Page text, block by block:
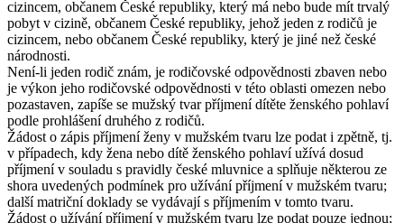
cizincem, občanem České republiky, který má nebo bude mít trvalý
pobyt v cizině, občanem České republiky, jehož jeden z rodičů je
cizincem, nebo občanem České republiky, který je jiné než české
národnosti.
Není-li jeden rodič znám, je rodičovské odpovědnosti zbaven nebo
je výkon jeho rodičovské odpovědnosti v této oblasti omezen nebo
pozastaven, zapíše se mužský tvar příjmení dítěte ženského pohlaví
podle prohlášení druhého z rodičů.
Žádost o zápis příjmení ženy v mužském tvaru lze podat i zpětně, tj.
v případech, kdy žena nebo dítě ženského pohlaví užívá dosud
příjmení v souladu s pravidly české mluvnice a splňuje některou ze
shora uvedených podmínek pro užívání příjmení v mužském tvaru;
další matriční doklady se vydávají s příjmením v tomto tvaru.
Žádost o užívání příjmení v mužském tvaru lze podat pouze jednou;